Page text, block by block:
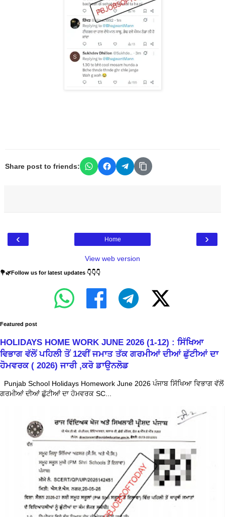
Share post to friends:
‹ ›
Home
View web version
💐🌿Follow us for latest updates 👇👇👇
Featured post
HOLIDAYS HOME WORK JUNE 2026 (1-12) : ਸਿੱਖਿਆ
ਵਿਭਾਗ ਵੱਲੋਂ ਪਹਿਲੀ ਤੋਂ 12ਵੀਂ ਜਮਾਤ ਤੱਕ ਗਰਮੀਆਂ ਦੀਆਂ ਛੁੱਟੀਆਂ ਦਾ
ਹੋਮਵਰਕ ( 2026) ਜਾਰੀ ,ਕਰੋ ਡਾਉਨਲੋਡ
Punjab School Holidays Homework June 2026 ਪੰਜਾਬ ਸਿੱਖਿਆ ਵਿਭਾਗ ਵੱਲੋਂ
ਗਰਮੀਆਂ ਦੀਆਂ ਛੁੱਟੀਆਂ ਦਾ ਹੋਮਵਰਕ SC...